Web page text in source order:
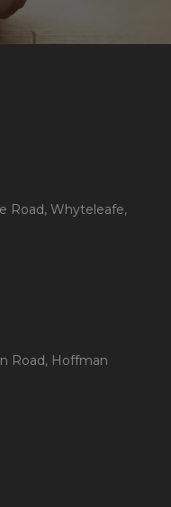
Road, Whyteleafe,
Road, Hoffman